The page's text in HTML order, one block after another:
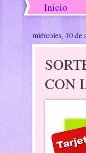
Inicio
miércoles, 10 de
CON